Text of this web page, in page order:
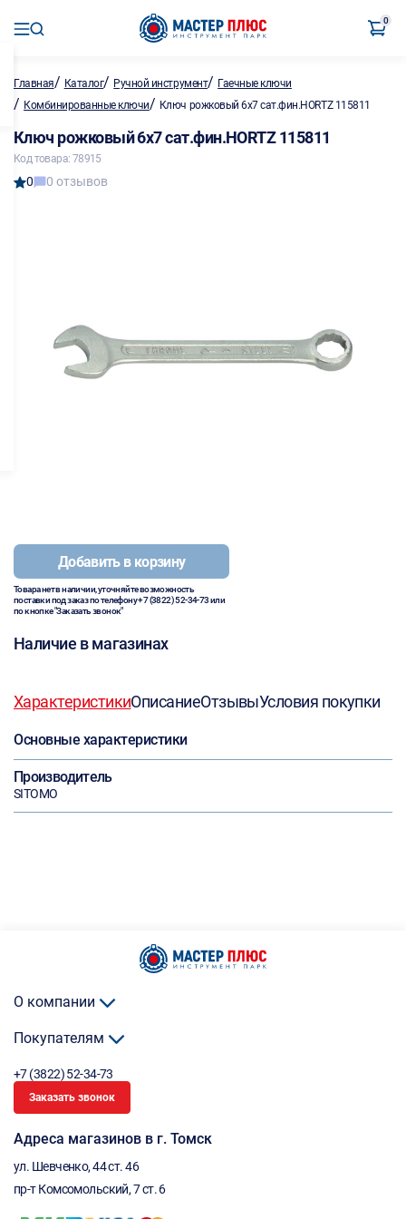
0
Главная/ Каталог/ Ручной инструмент/ Гаечные ключи
/ Комбинированные ключи/ Ключ рожковый 6х7 сат.фин.HORTZ 115811
Ключ рожковый 6х7 сат.фин.HORTZ 115811
Код товара: 78915
0 0 отзывов
Добавить в корзину
Товара нет в наличии, уточняйте возможность
поставки под заказ по телефону+7 (3822) 52-34-73или
по кнопке "Заказать звонок"
Наличие в магазинах
ХарактеристикиОписаниеОтзывыУсловия покупки
Основные характеристики
Производитель
SITOMO
О компании
Покупателям
+7 (3822) 52-34-73
Заказать звонок
Адреса магазинов в г. Томск
ул. Шевченко, 44 ст. 46
пр-т Комсомольский, 7 ст. 6